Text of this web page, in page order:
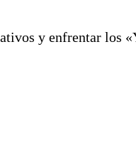
y enfrentar los